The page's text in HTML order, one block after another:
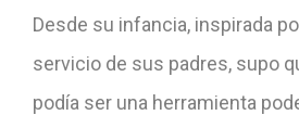
Desde su infancia, inspirada
servicio de sus padres, supo
podía ser una herramienta